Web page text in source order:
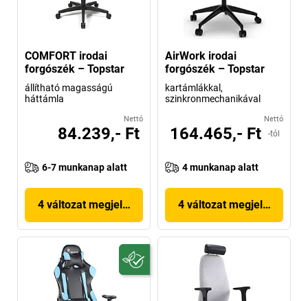
COMFORT irodai
forgószék – Topstar
állítható magasságú
háttámla
Nettó
84.239,- Ft
6-7 munkanap alatt
4 változat megjelenítése
AirWork irodai
forgószék – Topstar
kartámlákkal,
szinkronmechanikával
Nettó
164.465,- Ft -tól
4 munkanap alatt
4 változat megjelenítése